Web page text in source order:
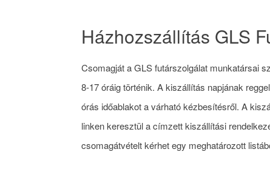
Házhozszállítás GLS
Csomagját a GLS futárszolgálat munkatársai
8-17 óráig történik. A kiszállítás napjának
órás időablakot a várható kézbesítésről. A
linken keresztül a címzett kiszállítási
csomagátvételt kérhet egy meghatározott